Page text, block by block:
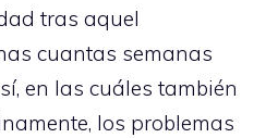
tras aquel
cuantas semanas
en las cuáles también
los problemas